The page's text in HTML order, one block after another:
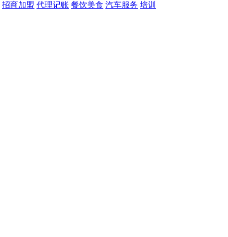
招商加盟 代理记账 餐饮美食 汽车服务 培训